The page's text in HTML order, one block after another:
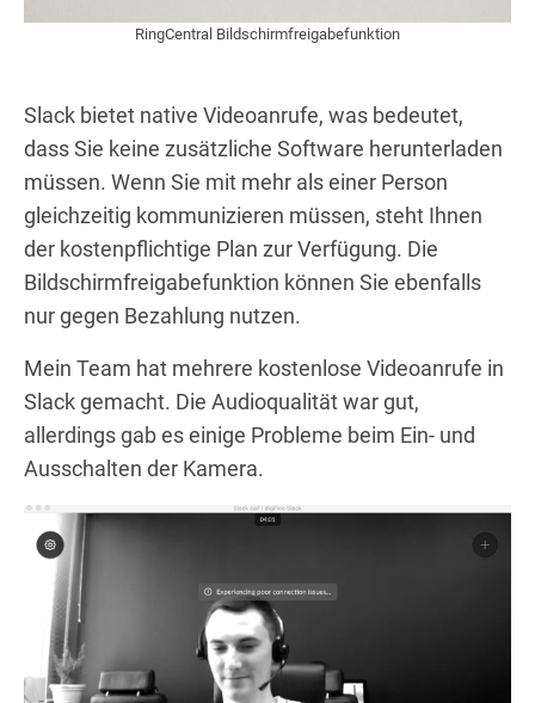
RingCentral Bildschirmfreigabefunktion
Slack bietet native Videoanrufe, was bedeutet,
dass Sie keine zusätzliche Software herunterladen
müssen. Wenn Sie mit mehr als einer Person
gleichzeitig kommunizieren müssen, steht Ihnen
der kostenpflichtige Plan zur Verfügung. Die
Bildschirmfreigabefunktion können Sie ebenfalls
nur gegen Bezahlung nutzen.
Mein Team hat mehrere kostenlose Videoanrufe in
Slack gemacht. Die Audioqualität war gut,
allerdings gab es einige Probleme beim Ein- und
Ausschalten der Kamera.